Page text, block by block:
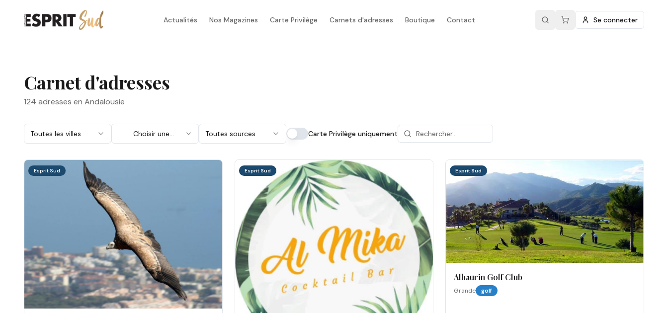
Actualités Nos Magazines Carte Privilège Carnets d'adresses Boutique Contact Se connecter
Carnet d'adresses
124 adresses en Andalousie
Toutes les villes
Choisir une
catégorie
Toutes sources Carte Privilège uniquement
Esprit Sud Esprit Sud Esprit Sud
Alhaurin Golf Club
Grande golf